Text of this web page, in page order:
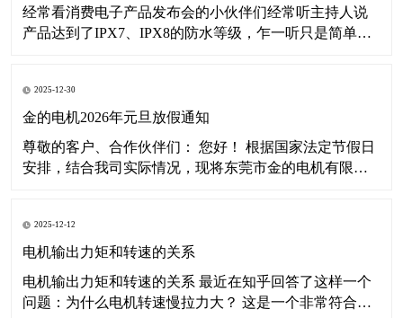
经常看消费电子产品发布会的小伙伴们经常听主持人说
产品达到了IPX7、IPX8的防水等级，乍一听只是简单的
级。 其实啊这个IP等级并不单指防水等级，而是“外壳防
护等级”。IP是Ingress Pr
2025-12-30
金的电机2026年元旦放假通知
尊敬的客户、合作伙伴们： 您好！ 根据国家法定节假日
安排，结合我司实际情况，现将东莞市金的电机有限公
2026年1月4日（星期日）起正常恢复办公及运营。 二、
温馨提示
2025-12-12
电机输出力矩和转速的关系
电机输出力矩和转速的关系 最近在知乎回答了这样一个
问题：为什么电机转速慢拉力大？ 这是一个非常符合直